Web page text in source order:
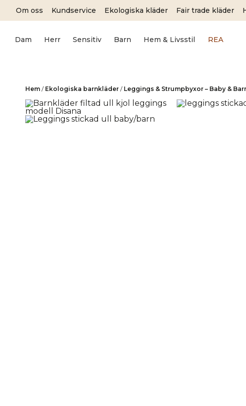
Om oss Kundservice Ekologiska kläder Fair trade kläder
Dam Herr Sensitiv Barn Hem & Livsstil REA
Hem / Ekologiska barnkläder / Leggings & Strumpbyxor – Baby &